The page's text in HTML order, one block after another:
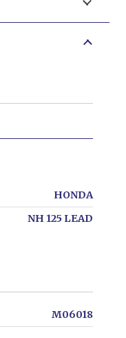
HONDA
NH 125 LEAD
M06018